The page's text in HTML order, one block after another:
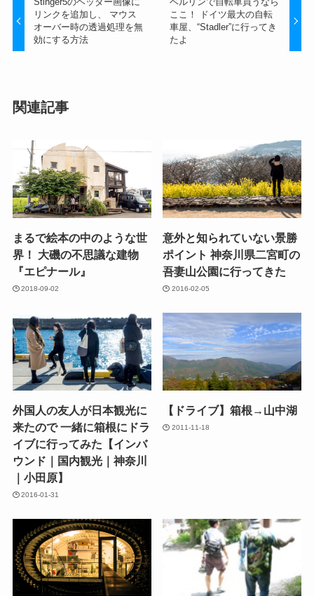
リンクを追加し、 マウス
オーバー時の透過処理を無
効にする方法
ここ！ ドイツ最大の自転
車屋、“Stadler”に行ってき
たよ
関連記事
まるで絵本の中のような世
界！ 大磯の不思議な建物
『エピナール』
2018-09-02
意外と知られていない景勝
ポイント 神奈川県二宮町の
吾妻山公園に行ってきた
2016-02-05
外国人の友人が日本観光に
来たので 一緒に箱根にドラ
イブに行ってみた【インバ
ウンド｜国内観光｜神奈川
｜小田原】
2016-01-31
【ドライブ】箱根→山中湖
2011-11-18